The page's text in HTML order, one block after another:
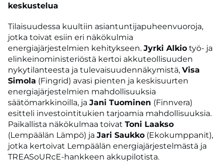
keskustelua
Tilaisuudessa kuultiin asiantuntijapuheenvuoroja,
jotka toivat esiin eri näkökulmia
energiajärjestelmien kehitykseen. Jyrki Alkio työ- ja
elinkeinoministeriöstä kertoi akkuteollisuuden
nykytilanteesta ja tulevaisuudennäkymistä, Visa
Simola (Fingrid) avasi pienten ja keskisuurten
energiajärjestelmien mahdollisuuksia
säätömarkkinoilla, ja Jani Tuominen (Finnvera)
esitteli investointitukien tarjoamia mahdollisuuksia.
Paikallista näkökulmaa toivat Toni Laakso
(Lempäälän Lämpö) ja Jari Saukko (Ekokumppanit),
jotka kertoivat Lempäälän energiajärjestelmästä ja
TREASoURcE-hankkeen akkupilotista.